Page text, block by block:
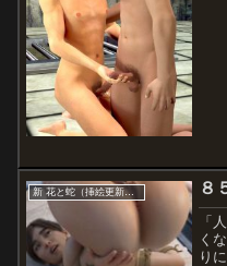
新 花と蛇（挿絵更新分） ８
「
く
り